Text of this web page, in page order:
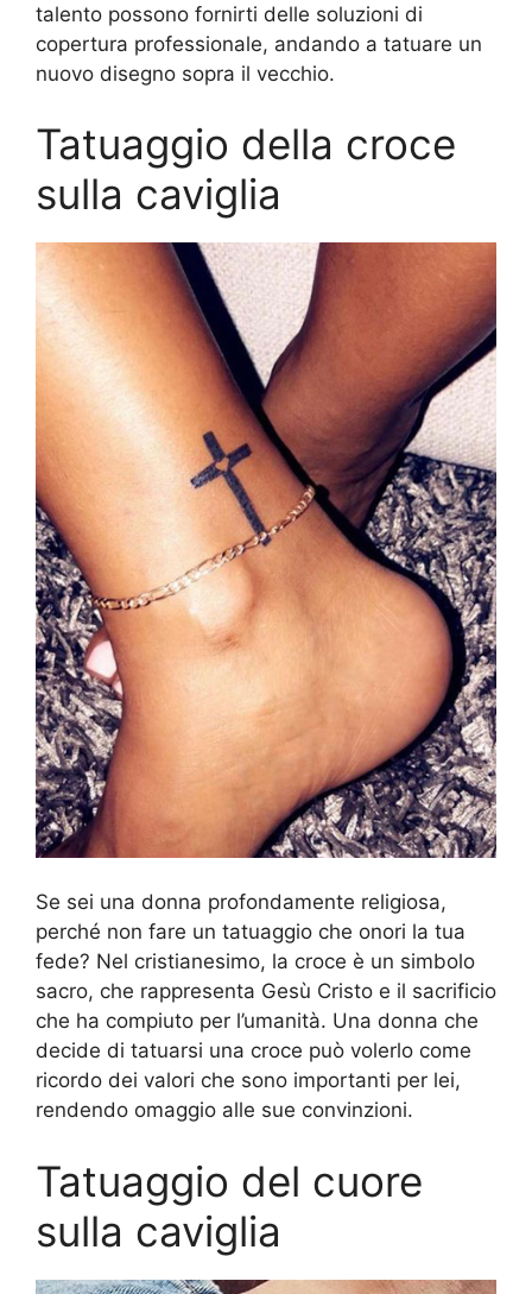
talento possono fornirti delle soluzioni di
copertura professionale, andando a tatuare un
nuovo disegno sopra il vecchio.
Tatuaggio della croce
sulla caviglia
Se sei una donna profondamente religiosa,
perché non fare un tatuaggio che onori la tua
fede? Nel cristianesimo, la croce è un simbolo
sacro, che rappresenta Gesù Cristo e il sacrificio
che ha compiuto per l’umanità. Una donna che
decide di tatuarsi una croce può volerlo come
ricordo dei valori che sono importanti per lei,
rendendo omaggio alle sue convinzioni.
Tatuaggio del cuore
sulla caviglia